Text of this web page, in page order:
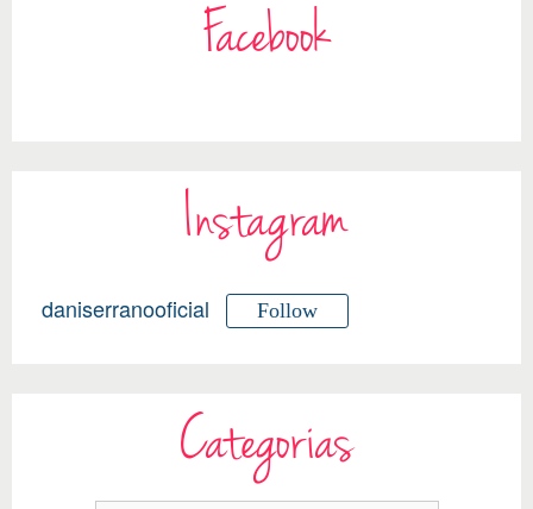
Facebook
Instagram
daniserranooficial Follow
Categorias